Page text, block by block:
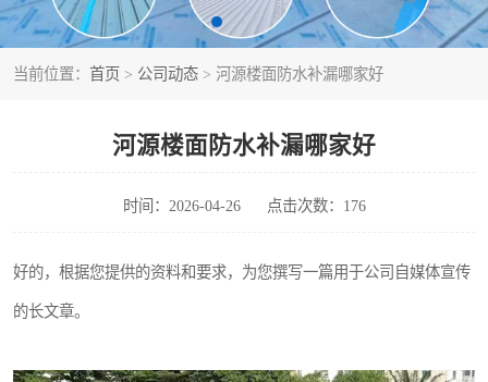
当前位置： 首页 > 公司动态 > 河源楼面防水补漏哪家好
河源楼面防水补漏哪家好
时间：2026-04-26 点击次数：176
好的，根据您提供的资料和要求，为您撰写一篇用于公司自媒体宣传
的长文章。
金属房搭建及补漏